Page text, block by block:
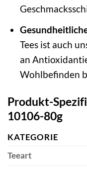
Tees ist auch
an
Wohlbefinden
Produkt-
10106-80g
KATEGORIE
Teeart